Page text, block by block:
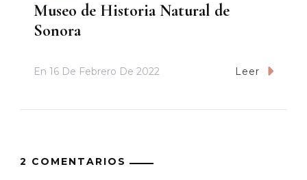
Museo de Historia Natural de
Sonora
En 16 De Febrero De 2022 Leer
2 COMENTARIOS